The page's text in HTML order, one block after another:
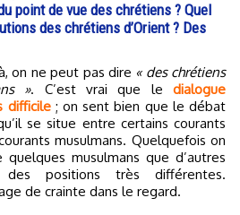
point de vue des chrétiens ? Quel
des chrétiens d’Orient ? Des
on ne peut pas dire « des chrétiens
». C’est vrai que le dialogue
difficile; on sent bien que le débat
se situe entre certains courants
musulmans. Quelquefois on
musulmans que d’autres
positions très différentes.
de crainte dans le regard.